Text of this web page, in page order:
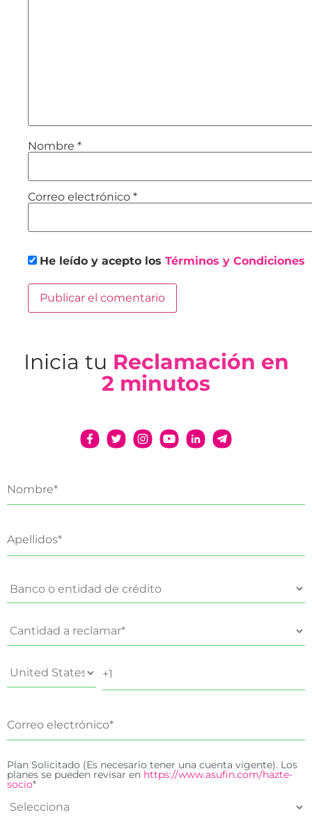
Nombre *
Correo electrónico *
He leído y acepto los Términos y Condiciones
Inicia tu Reclamación en
2 minutos
Plan Solicitado (Es necesario tener una cuenta vigente). Los
planes se pueden revisar en https://www.asufin.com/hazte-
socio*